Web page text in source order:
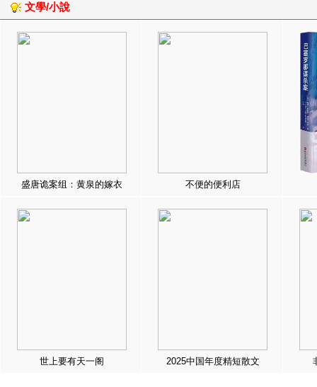
文學/小說
盛唐诡案组：黄泉的嫁衣 不便的便利店
世上要有天一阁 2025中国年度精短散文